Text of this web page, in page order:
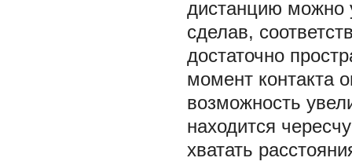
дистанцию можно
сделав,
достаточно
момент контакта
возможность
находится
хватать